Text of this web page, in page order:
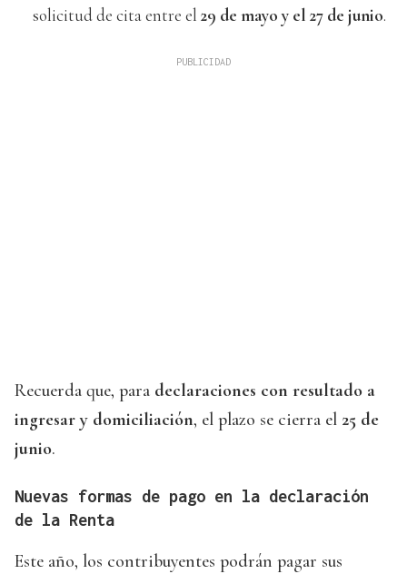
solicitud de cita entre el 29 de mayo y el 27 de junio.
Recuerda que, para declaraciones con resultado a
ingresar y domiciliación, el plazo se cierra el 25 de
junio.
Nuevas formas de pago en la declaración
de la Renta
Este año, los contribuyentes podrán pagar sus